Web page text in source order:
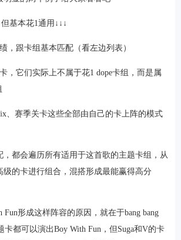
基本花1通用↓↓↓
，跟卡组基本匹配（看左边列表）
，它们实际上不属于花1 dope卡组，而是属
、赛季关卡这些全部由自己的卡上阵的模式
，都会遍历所有适用于这首歌的主题卡组，从
级的卡进行组合，混搭形成最能赢得高分
Fun形成这样阵容的原因，就在于bang bang
卡都可以演出Boy With Fun，但Suga和V的卡